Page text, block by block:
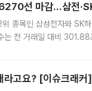
선 마감…삼전
종목인 삼성전자와 SK
는 전 거래일 대비
라고요? [이슈크래커]